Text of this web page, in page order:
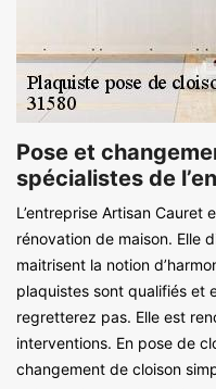
Pose et
spécialistes de
L’entreprise Artisan Cauret
rénovation de maison. Elle
maitrisent la notion
plaquistes sont qualifiés et
regretterez pas. Elle est
interventions. En pose de
changement de cloison